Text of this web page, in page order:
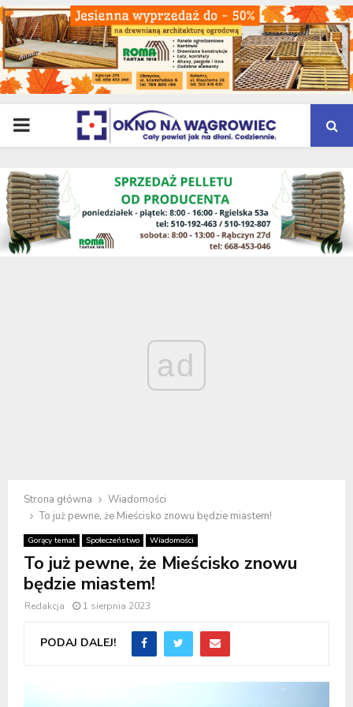
PRIMARY
MENU
ad
Strona główna
Wiadomości
To już pewne, że Mieścisko znowu będzie miastem!
Gorący temat Społeczeństwo Wiadomości
To już pewne, że Mieścisko znowu
będzie miastem!
Redakcja 1 sierpnia 2023
PODAJ DALEJ!